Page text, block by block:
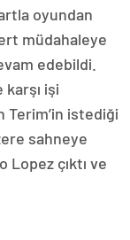
oyundan
müdahaleye
edebildi.
karşı işi
Terim’in istediği
sahneye
Lopez çıktı ve